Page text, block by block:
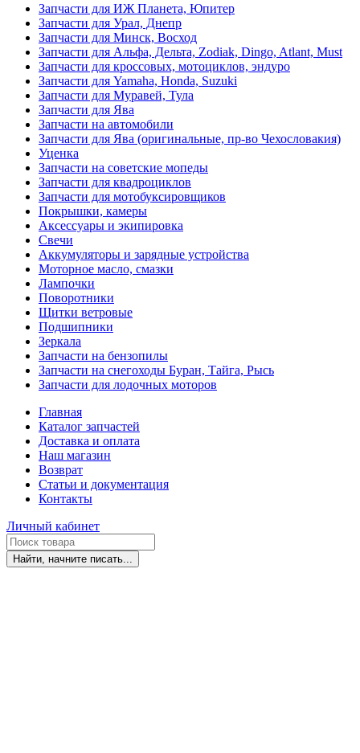
Запчасти для ИЖ Планета, Юпитер
Запчасти для Урал, Днепр
Запчасти для Минск, Восход
Запчасти для Альфа, Дельта, Zodiak, Dingo, Atlant, Must
Запчасти для кроссовых, мотоциклов, эндуро
Запчасти для Yamaha, Honda, Suzuki
Запчасти для Муравей, Тула
Запчасти для Ява
Запчасти на автомобили
Запчасти для Ява (оригинальные, пр-во Чехословакия)
Уценка
Запчасти на советские мопеды
Запчасти для квадроциклов
Запчасти для мотобуксировщиков
Покрышки, камеры
Аксессуары и экипировка
Свечи
Аккумуляторы и зарядные устройства
Моторное масло, смазки
Лампочки
Поворотники
Щитки ветровые
Подшипники
Зеркала
Запчасти на бензопилы
Запчасти на снегоходы Буран, Тайга, Рысь
Запчасти для лодочных моторов
Главная
Каталог запчастей
Доставка и оплата
Наш магазин
Возврат
Статьи и документация
Контакты
Личный кабинет
Найти, начните писать...